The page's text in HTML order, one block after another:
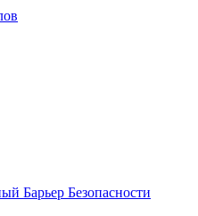
Барьер Безопасности